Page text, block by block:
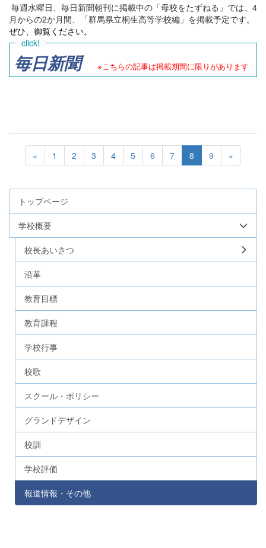
毎週水曜日、毎日新聞朝刊に掲載中の「母校をたずねる」では、4
月からの2か月間、「群馬県立桐生高等学校編」を掲載予定です。
ぜひ、御覧ください。
毎日新聞 ※こちらの記事は掲載期間に限りがあります
« 1 2 3 4 5 6 7 8 9 »
トップページ
学校概要
校長あいさつ
沿革
教育目標
教育課程
学校行事
校歌
スクール・ポリシー
グランドデザイン
校訓
学校評価
報道情報・その他